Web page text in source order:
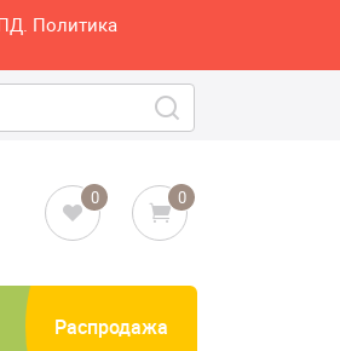
Политика
0 0
Распродажа